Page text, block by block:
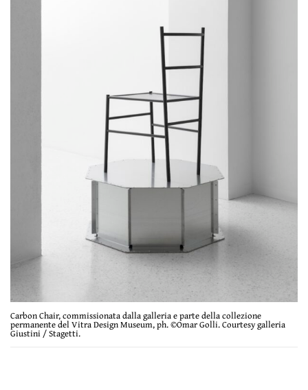
Carbon Chair, commissionata dalla galleria e parte della collezione
permanente del Vitra Design Museum, ph. ©Omar Golli. Courtesy galleria
Giustini / Stagetti.